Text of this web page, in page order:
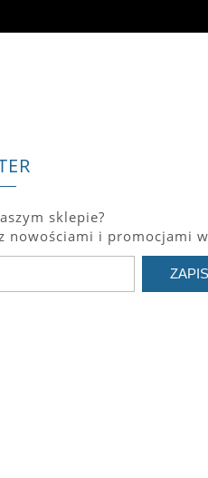
sklepie?
nowościami i promocjami